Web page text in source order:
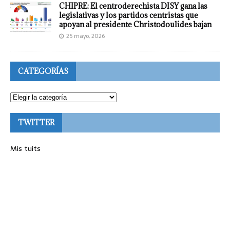
CHIPRE: El centroderechista DISY gana las
legislativas y los partidos centristas que
apoyan al presidente Christodoulides bajan
25 mayo, 2026
CATEGORÍAS
TWITTER
Mis tuits